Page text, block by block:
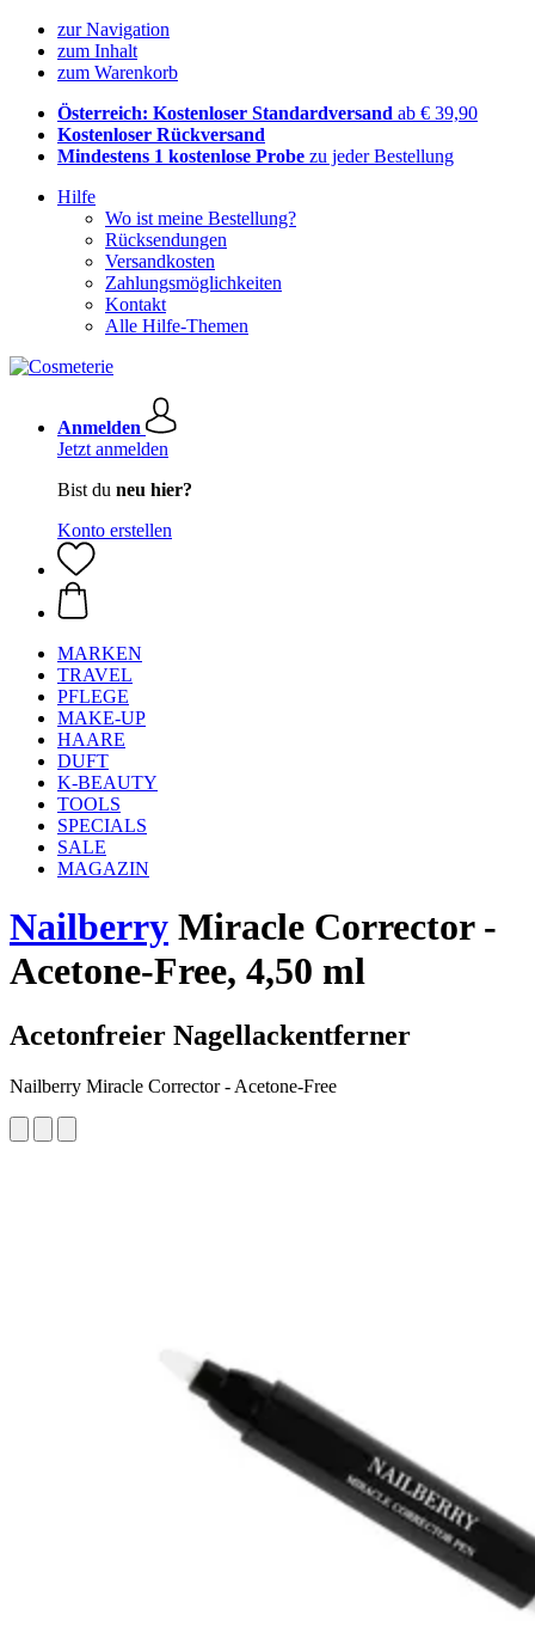
zur Navigation
zum Inhalt
zum Warenkorb
Österreich: Kostenloser Standardversand ab € 39,90
Kostenloser Rückversand
Mindestens 1 kostenlose Probe zu jeder Bestellung
Hilfe
Wo ist meine Bestellung?
Rücksendungen
Versandkosten
Zahlungsmöglichkeiten
Kontakt
Alle Hilfe-Themen
Anmelden
Jetzt anmelden
Bist du neu hier?
Konto erstellen
MARKEN
TRAVEL
PFLEGE
MAKE-UP
HAARE
DUFT
K-BEAUTY
TOOLS
SPECIALS
SALE
MAGAZIN
Nailberry Miracle Corrector -
Acetone-Free, 4,50 ml
Acetonfreier Nagellackentferner
Nailberry Miracle Corrector - Acetone-Free